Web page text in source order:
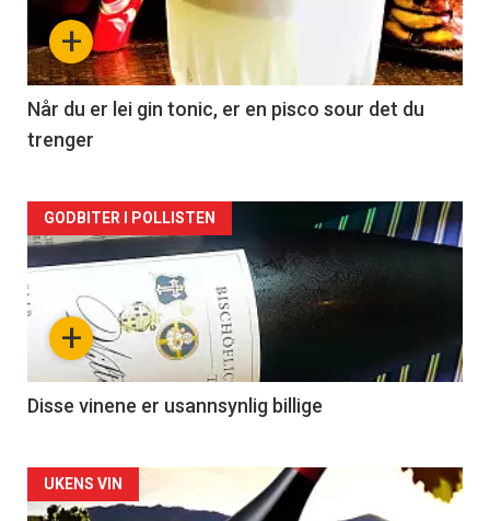
nå
-
2
+
Når du er lei gin tonic, er en pisco sour det du
trenger
Forsiden
akkurat
nå
3
+
GODBITER I POLLISTEN
Disse vinene er usannsynlig billige
Forsiden
UKENS VIN